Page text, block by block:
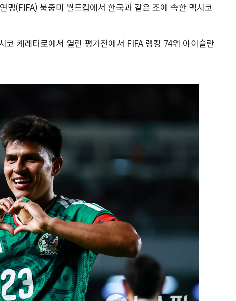
추미애, '위안부' 피해자 기림
인천서 말다툼 중 어머니 흉기
'화합' 꺼낸 김민석에 '뻔뻔'
맹(FIFA) 북중미 월드컵에서 한국과 같은 조에 속한 멕시코
코 케레타로에서 열린 평가전에서 FIFA 랭킹 74위 아이슬란